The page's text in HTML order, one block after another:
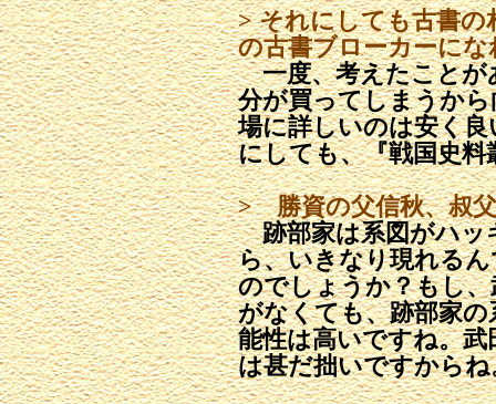
> それにしても古書の
の古書ブローカーに
一度、考えたことが
分が買ってしまうか
場に詳しいのは安く
にしても、『戦国史
> 勝資の父信秋、叔父
跡部家は系図がハッ
ら、いきなり現れる
のでしょうか？もし
がなくても、跡部家
能性は高いですね。
は甚だ拙いですからね